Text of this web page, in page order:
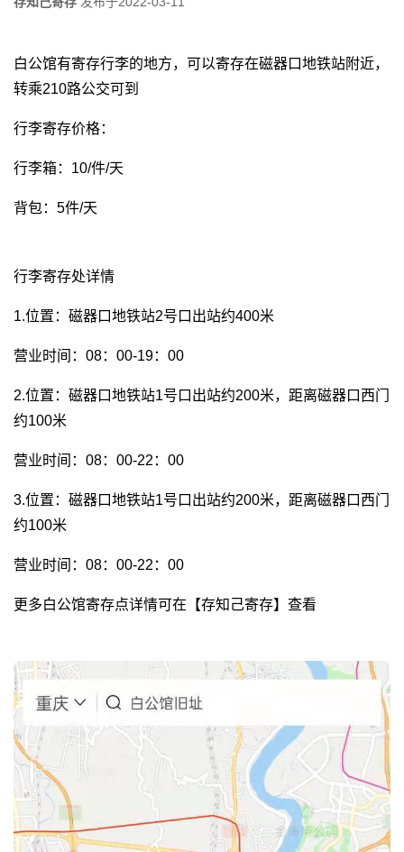
白公馆有寄存行李的地方，可以寄存在磁器口地铁站附近，
转乘210路公交可到
行李寄存价格：
行李箱：10/件/天
背包：5件/天
行李寄存处详情
1.位置：磁器口地铁站2号口出站约400米
营业时间：08：00-19：00
2.位置：磁器口地铁站1号口出站约200米，距离磁器口西门
约100米
营业时间：08：00-22：00
3.位置：磁器口地铁站1号口出站约200米，距离磁器口西门
约100米
营业时间：08：00-22：00
更多白公馆寄存点详情可在【存知己寄存】查看